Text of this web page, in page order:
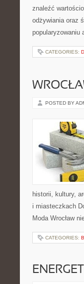
znaleźć
odżywiania oraz
CATEGORIES:
POSTED BY
historii, kultury,
i miasteczkach
Moda Wrocław
CATEGORIES: